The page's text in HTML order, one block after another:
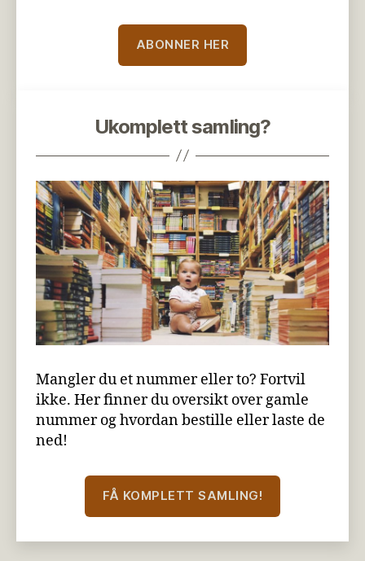
ABONNER HER
Ukomplett samling?
Mangler du et nummer eller to? Fortvil
ikke. Her finner du oversikt over gamle
nummer og hvordan bestille eller laste de
ned!
FÅ KOMPLETT SAMLING!